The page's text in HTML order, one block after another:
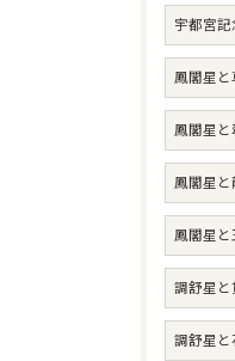
宇都宮記
鳳閣星と
鳳閣星と
鳳閣星と
鳳閣星と
調舒星と
調舒星と